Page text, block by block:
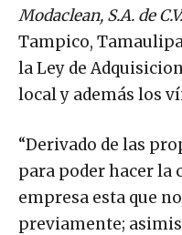
Modaclean, S.A. de C.V.
Tampico,
la Ley de
local y además los
“Derivado de las
para poder hacer la
empresa esta que
previamente;